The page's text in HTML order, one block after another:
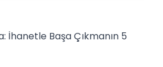
İhanetle Başa Çıkmanın 5